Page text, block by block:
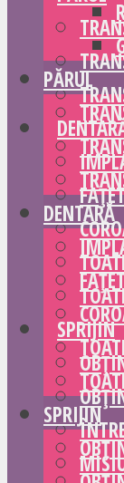
SPRIJIN
PĂRUL
DENTARĂ
SPRIJIN